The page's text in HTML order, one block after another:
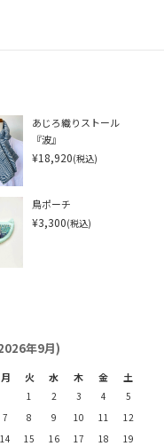
あじろ織りストール
『波』
¥18,920(税込)
鳥ポーチ
¥3,300(税込)
年9月)
月 火 水 木 金 土
1 2 3 4
5
7 8 9 10 11
12
14 15 16 17 18
19